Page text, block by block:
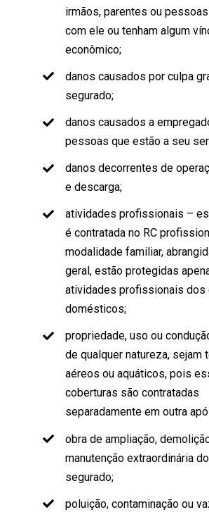
irmãos, parentes ou
com ele ou tenham algum
econômico;
danos causados por culpa
segurado;
danos causados a
pessoas que estão a seu
danos decorrentes de
e descarga;
atividades profissionais –
é contratada no RC
modalidade familiar,
geral, estão protegidas
atividades profissionais dos
domésticos;
propriedade, uso ou
de qualquer natureza, sejam
aéreos ou aquáticos, pois
coberturas são contratadas
separadamente em outra
obra de ampliação,
manutenção extraordinária
segurado;
poluição, contaminação ou